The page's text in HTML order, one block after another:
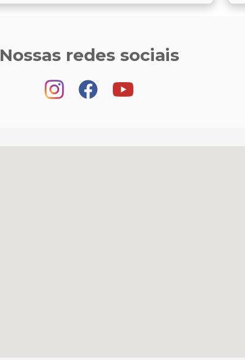
Nossas redes sociais